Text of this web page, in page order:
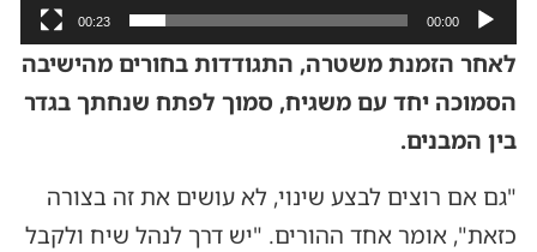
00:00
00:23
לאחר הזמנת משטרה, התגודדות בחורים מהישיבה
הסמוכה יחד עם משגיח, סמוך לפתח שנחתך בגדר
בין המבנים.
"גם אם רוצים לבצע שינוי, לא עושים את זה בצורה
כזאת", אומר אחד ההורים. "יש דרך לנהל שיח ולקבל